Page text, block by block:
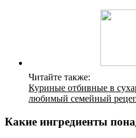
Читайте также:
Куриные отбивные в
любимый семейный
Какие ингредиенты